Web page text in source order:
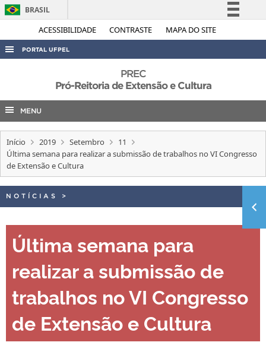
ACESSIBILIDADE CONTRASTE MAPA DO SITE
BRASIL
Simplifique!
Acesso à informação
Legislação
PORTAL UFPEL
AUDITORIA
COBALTO
CONCURSOS
INTERNACIONAL
PREC
Pró-Reitoria de Extensão e Cultura
MENU
Início 2019 Setembro
11
Última semana para realizar a submissão de trabalhos no VI Congresso
de Extensão e Cultura
NOTÍCIAS >
Última semana para
realizar a submissão de
trabalhos no VI Congresso
de Extensão e Cultura